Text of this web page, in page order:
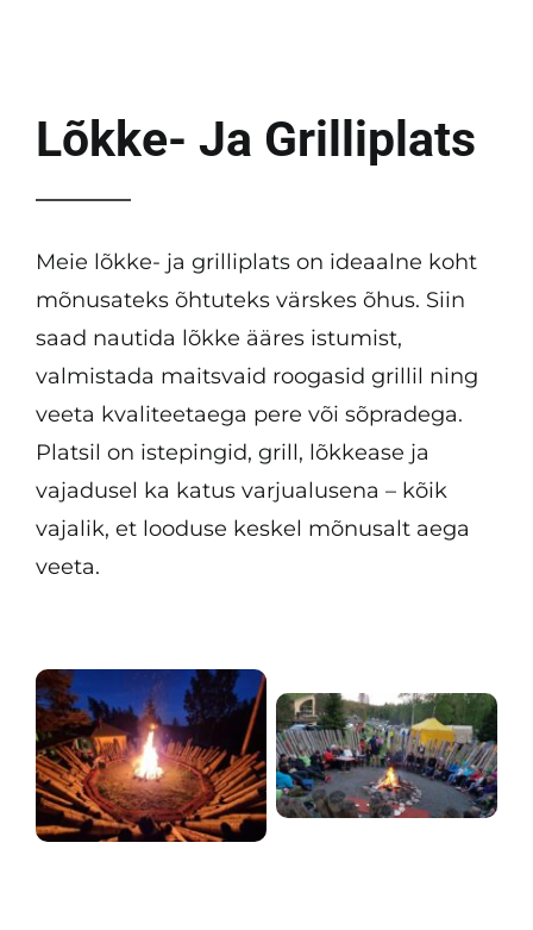
Lõkke- Ja Grilliplats
Meie lõkke- ja grilliplats on ideaalne koht
mõnusateks õhtuteks värskes õhus. Siin
saad nautida lõkke ääres istumist,
valmistada maitsvaid roogasid grillil ning
veeta kvaliteetaega pere või sõpradega.
Platsil on istepingid, grill, lõkkease ja
vajadusel ka katus varjualusena – kõik
vajalik, et looduse keskel mõnusalt aega
veeta.